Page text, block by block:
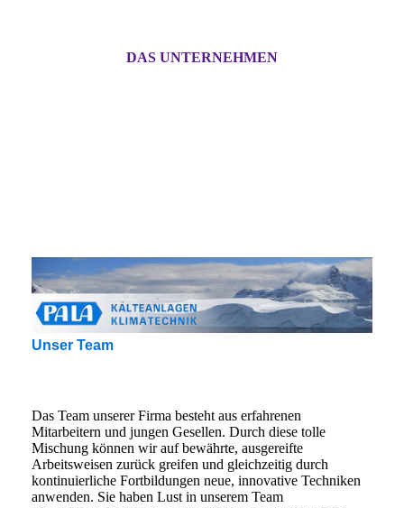
DAS UNTERNEHMEN
Unser Team
Das Team unserer Firma besteht aus erfahrenen
Mitarbeitern und jungen Gesellen. Durch diese tolle
Mischung können wir auf bewährte, ausgereifte
Arbeitsweisen zurück greifen und gleichzeitig durch
kontinuierliche Fortbildungen neue, innovative Techniken
anwenden. Sie haben Lust in unserem Team